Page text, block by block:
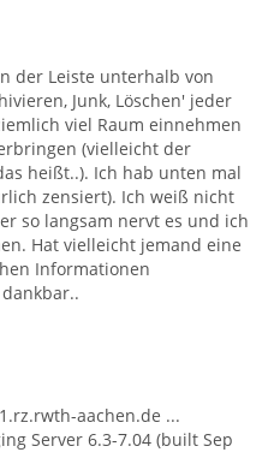
der Leiste unterhalb von
Junk, Löschen' jeder
viel Raum einnehmen
(vielleicht der
heißt..). Ich hab unten mal
zensiert). Ich weiß nicht
so langsam nervt es und ich
Hat vielleicht jemand eine
Informationen
aachen.de ...
Server 6.3-7.04 (built Sep